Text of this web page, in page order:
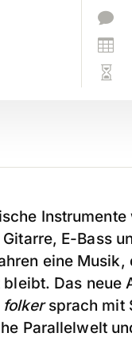



Instrumente
E-Bass
eine
Das neue
folkersprach mit
Parallelwelt